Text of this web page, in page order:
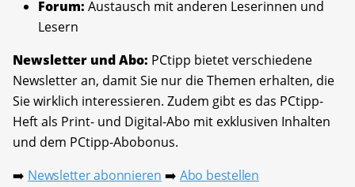
Forum: Austausch mit anderen Leserinnen und
Lesern
Newsletter und Abo: PCtipp bietet verschiedene
Newsletter an, damit Sie nur die Themen erhalten, die
Sie wirklich interessieren. Zudem gibt es das PCtipp-
Heft als Print- und Digital-Abo mit exklusiven Inhalten
und dem PCtipp-Abobonus.
➡️ Newsletter abonnieren ➡️ Abo bestellen